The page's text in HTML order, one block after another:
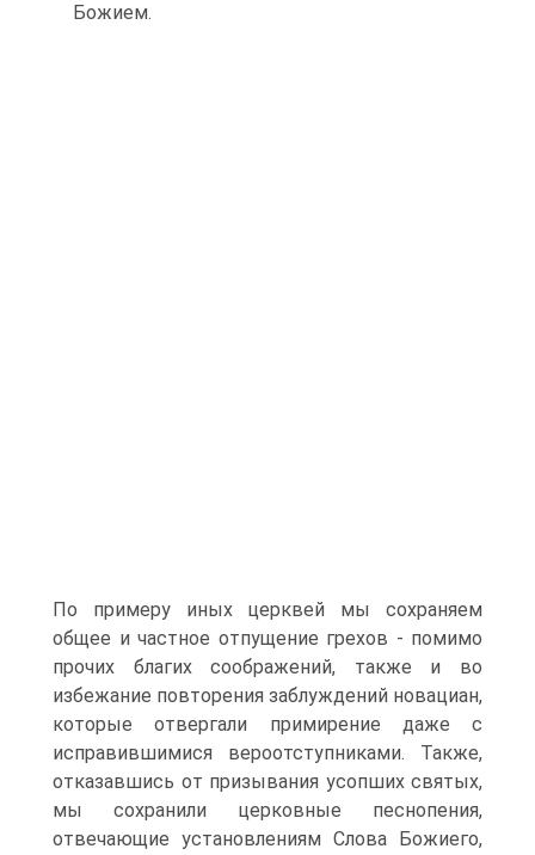
Божием.
По примеру иных церквей мы сохраняем
общее и частное отпущение грехов - помимо
прочих благих соображений, также и во
избежание повторения заблуждений новациан,
которые отвергали примирение даже с
исправившимися вероотступниками. Также,
отказавшись от призывания усопших святых,
мы сохранили церковные песнопения,
отвечающие установлениям Слова Божиего,